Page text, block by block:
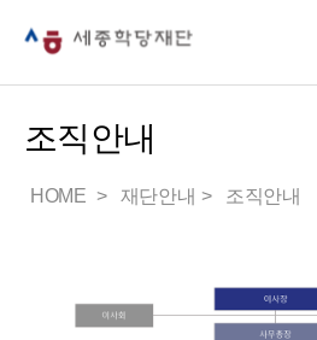
조직안내
HOME 재단안내 조직안내